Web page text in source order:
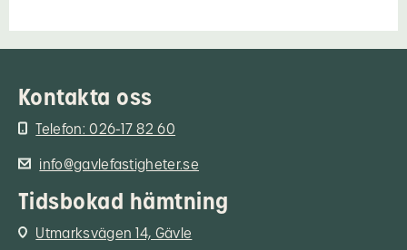
Kontakta oss
Telefon: 026-17 82 60
info@gavlefastigheter.se
Tidsbokad hämtning
Utmarksvägen 14, Gävle